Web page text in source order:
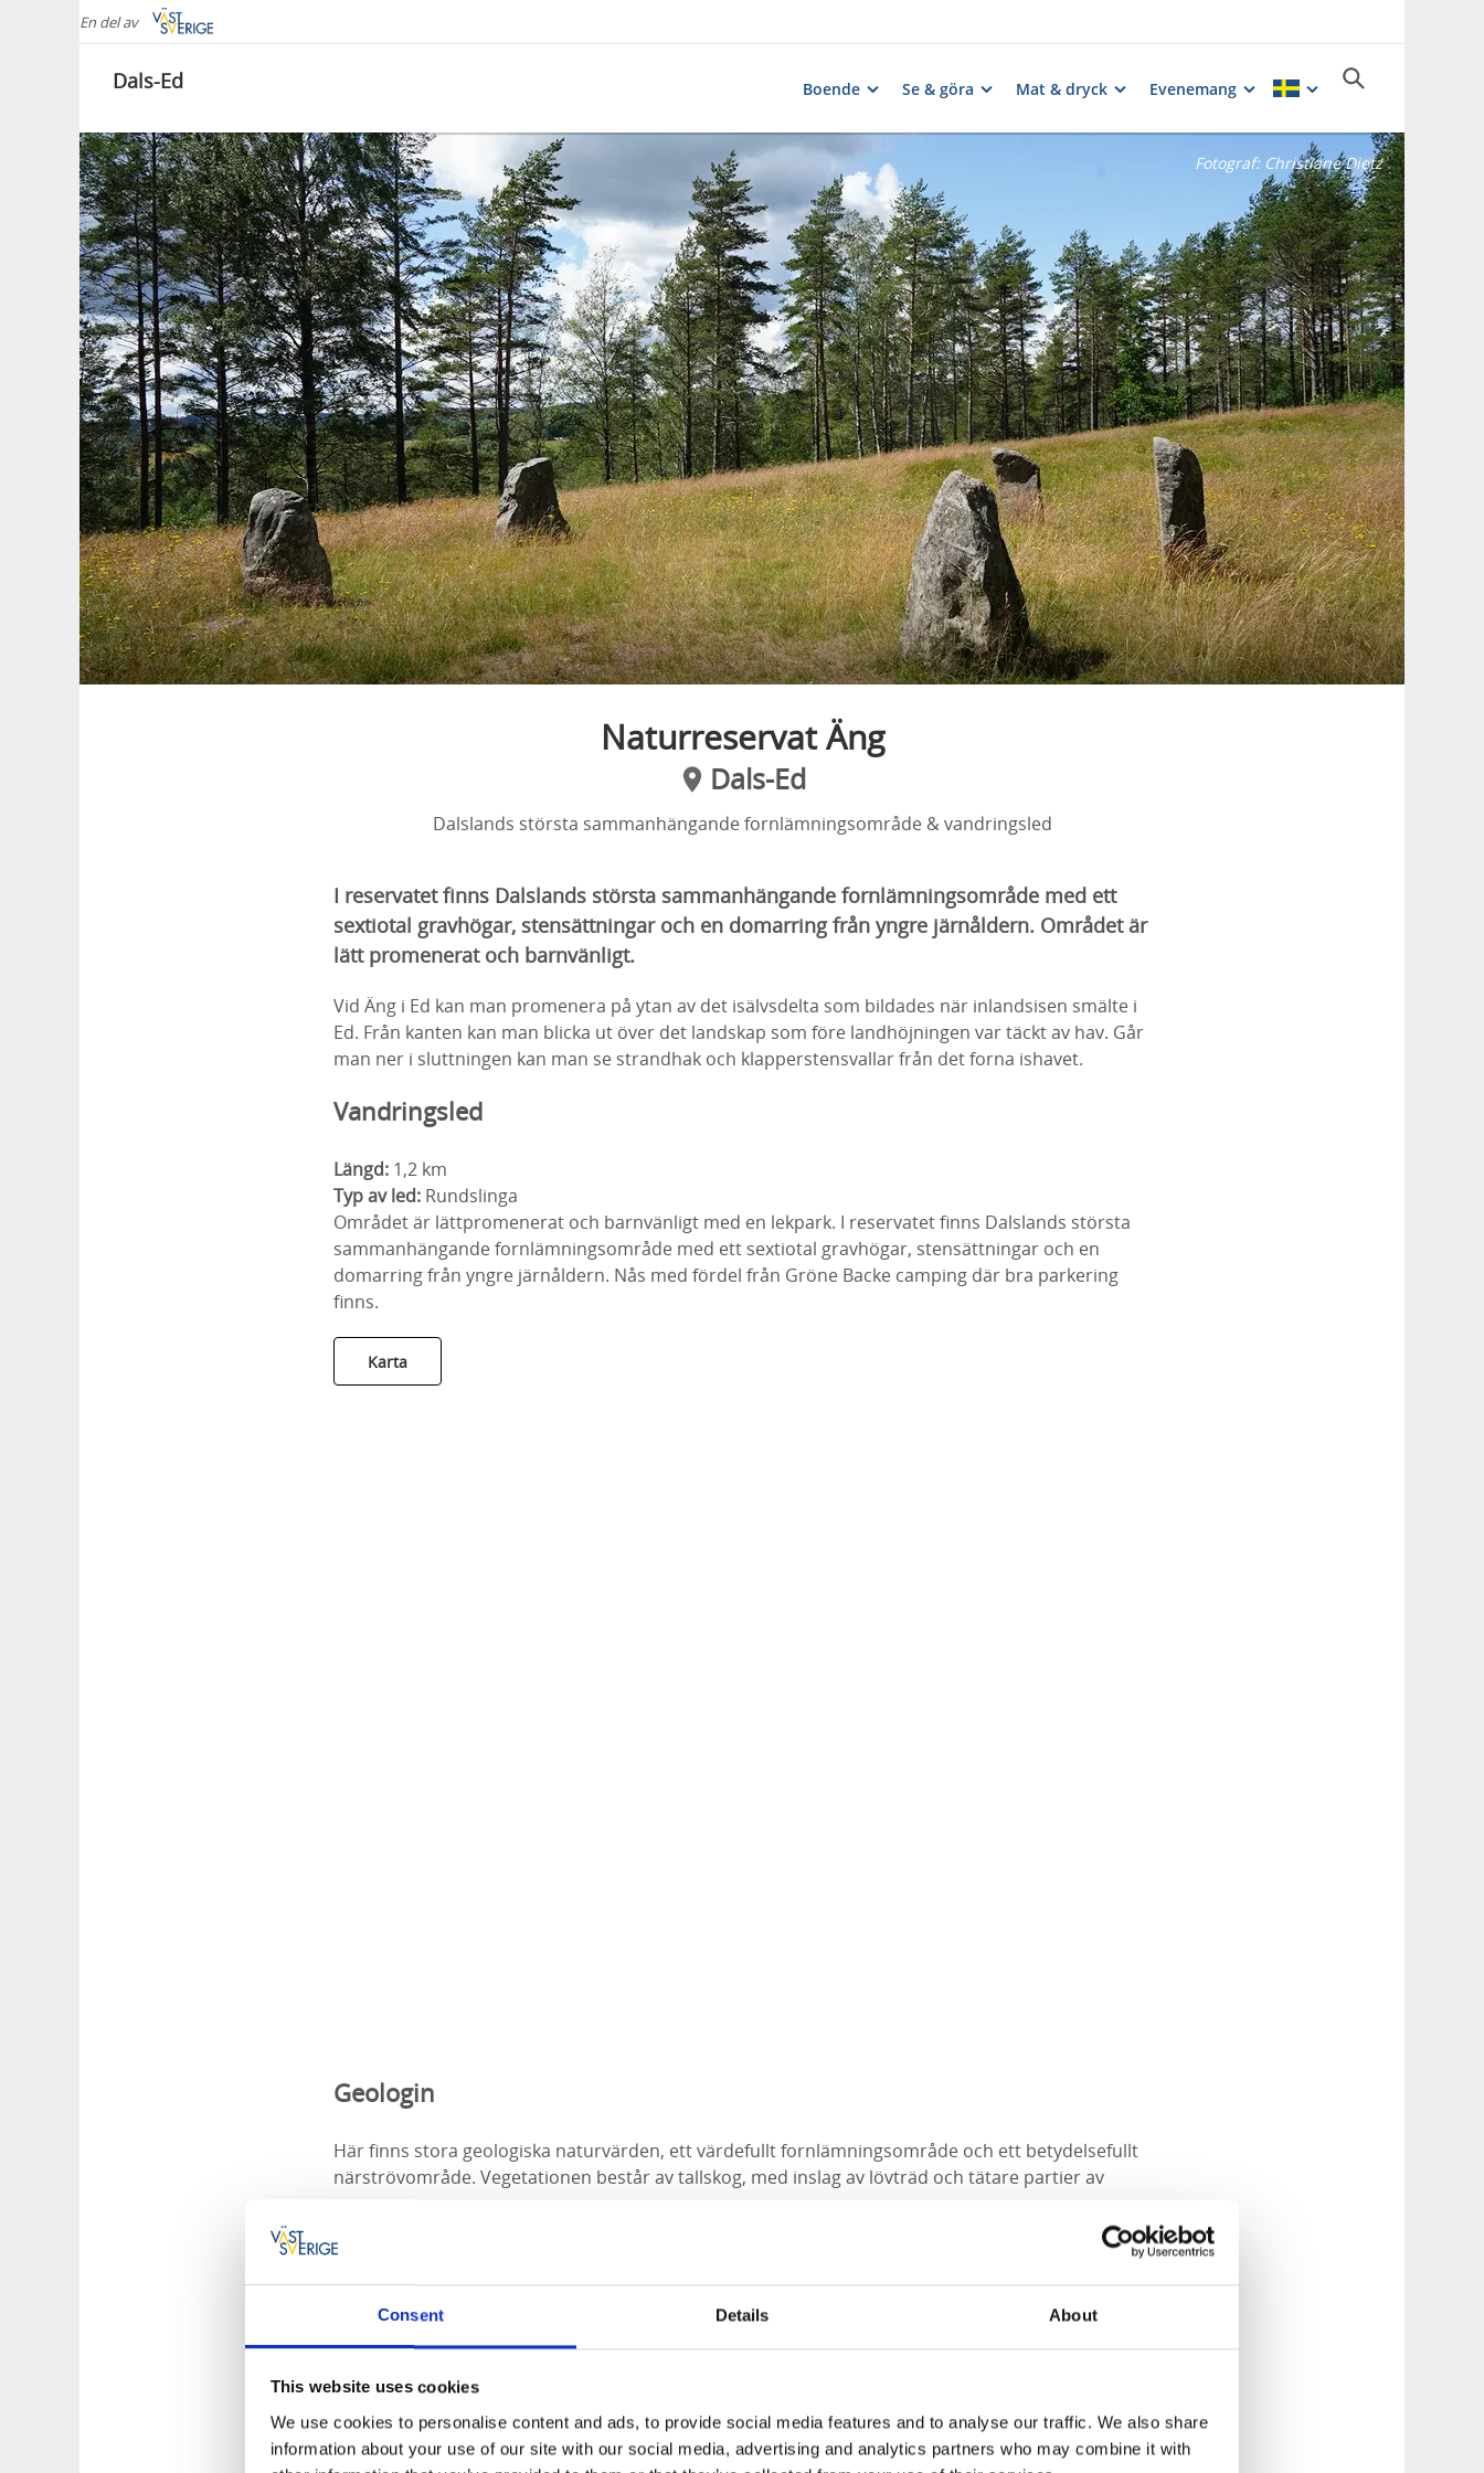
Consent Details About
This website uses cookies
We use cookies to personalise content and ads, to provide social media features and to analyse our traffic. We also share
information about your use of our site with our social media, advertising and analytics partners who may combine it with
En del av
Dals-Ed Boende Se & göra Mat & dryck Evenemang
Fotograf: Christiane Dietz
Naturreservat Äng
Dals-Ed
Dalslands största sammanhängande fornlämningsområde & vandringsled
I reservatet finns Dalslands största sammanhängande fornlämningsområde med ett
sextiotal gravhögar, stensättningar och en domarring från yngre järnåldern. Området är
lätt promenerat och barnvänligt.
Vid Äng i Ed kan man promenera på ytan av det isälvsdelta som bildades när inlandsisen smälte i
Ed. Från kanten kan man blicka ut över det landskap som före landhöjningen var täckt av hav. Går
man ner i sluttningen kan man se strandhak och klapperstensvallar från det forna ishavet.
Vandringsled
Längd: 1,2 km
Typ av led: Rundslinga
Området är lättpromenerat och barnvänligt med en lekpark. I reservatet finns Dalslands största
sammanhängande fornlämningsområde med ett sextiotal gravhögar, stensättningar och en
domarring från yngre järnåldern. Nås med fördel från Gröne Backe camping där bra parkering
finns.
Karta
Geologin
Här finns stora geologiska naturvärden, ett värdefullt fornlämningsområde och ett betydelsefullt
närströvområde. Vegetationen består av tallskog, med inslag av lövträd och tätare partier av
Här finns randbildningar från den mellansvenska israndzonen som anses representera ett
omkring 800-årigt stillestånd i inlandsisens tillbakaryckning med början från omkring 11 000 år
sedan. Denna ingår i den nordliga randbildningen och utgörs främst av en isälvslagring som ligger
Mer om naturen i området